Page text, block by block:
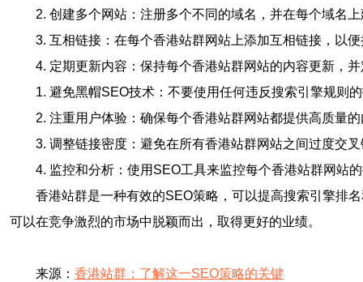
2. 创建多个网站：注册多个不同的域名，并在每个域名
3. 互相链接：在每个香港站群网站上添加互相链接，以
4. 定期更新内容：保持每个香港站群网站的内容更新，
1. 避免黑帽SEO技术：不要使用任何违反搜索引擎规则
2. 注重用户体验：确保每个香港站群网站都提供高质量
3. 调整链接密度：避免在所有香港站群网站之间过度交
4. 监控和分析：使用SEO工具来监控每个香港站群网站
香港站群是一种有效的SEO策略，可以提高搜索引擎排
可以在竞争激烈的市场中脱颖而出，取得更好的业绩。
来源： 香港站群：了解这一SEO策略的关键